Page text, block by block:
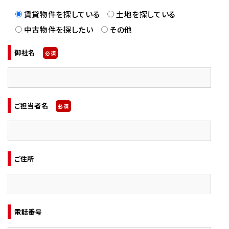
賃貸物件を探している
土地を探している
中古物件を探したい
その他
御社名 必須
ご担当者名 必須
ご住所
電話番号